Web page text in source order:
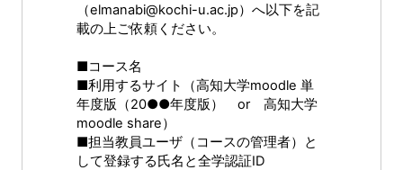
（elmanabi@kochi-u.ac.jp）へ以下を記
載の上ご依頼ください。
■コース名
■利用するサイト（高知大学moodle 単
年度版（20●●年度版） or 高知大学
moodle share）
■担当教員ユーザ（コースの管理者）と
して登録する氏名と全学認証ID